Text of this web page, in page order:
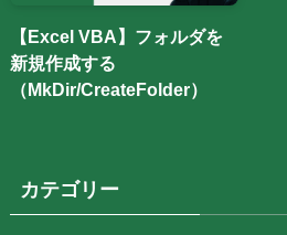
【Excel VBA】フォルダを
新規作成する
（MkDir/CreateFolder）
カテゴリー